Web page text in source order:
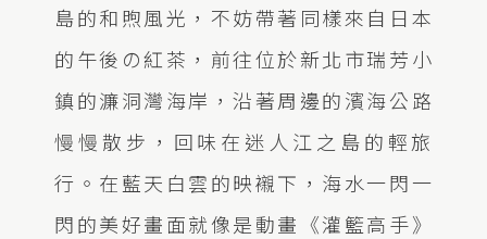
島的和煦風光，不妨帶著同樣來自日本
的午後の紅茶，前往位於新北市瑞芳小
鎮的濂洞灣海岸，沿著周邊的濱海公路
慢慢散步，回味在迷人江之島的輕旅
行。在藍天白雲的映襯下，海水一閃一
閃的美好畫面就像是動畫《灌籃高手》